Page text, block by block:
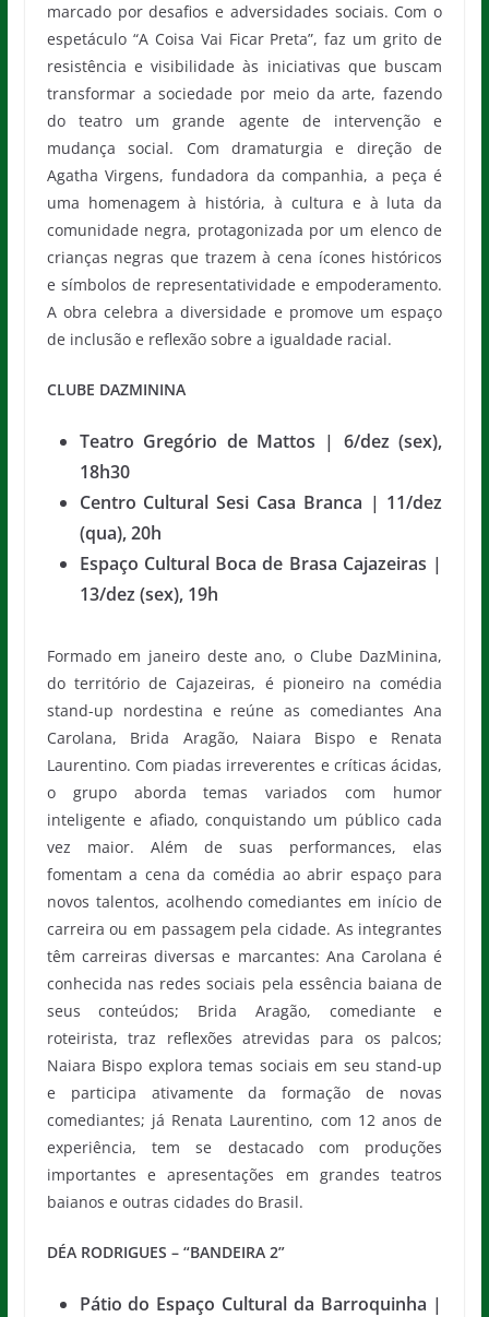
marcado por desafios e adversidades sociais. Com o
espetáculo “A Coisa Vai Ficar Preta”, faz um grito de
resistência e visibilidade às iniciativas que buscam
transformar a sociedade por meio da arte, fazendo
do teatro um grande agente de intervenção e
mudança social. Com dramaturgia e direção de
Agatha Virgens, fundadora da companhia, a peça é
uma homenagem à história, à cultura e à luta da
comunidade negra, protagonizada por um elenco de
crianças negras que trazem à cena ícones históricos
e símbolos de representatividade e empoderamento.
A obra celebra a diversidade e promove um espaço
de inclusão e reflexão sobre a igualdade racial.
CLUBE DAZMININA
Teatro Gregório de Mattos | 6/dez (sex),
18h30
Centro Cultural Sesi Casa Branca | 11/dez
(qua), 20h
Espaço Cultural Boca de Brasa Cajazeiras |
13/dez (sex), 19h
Formado em janeiro deste ano, o Clube DazMinina,
do território de Cajazeiras, é pioneiro na comédia
stand-up nordestina e reúne as comediantes Ana
Carolana, Brida Aragão, Naiara Bispo e Renata
Laurentino. Com piadas irreverentes e críticas ácidas,
o grupo aborda temas variados com humor
inteligente e afiado, conquistando um público cada
vez maior. Além de suas performances, elas
fomentam a cena da comédia ao abrir espaço para
novos talentos, acolhendo comediantes em início de
carreira ou em passagem pela cidade. As integrantes
têm carreiras diversas e marcantes: Ana Carolana é
conhecida nas redes sociais pela essência baiana de
seus conteúdos; Brida Aragão, comediante e
roteirista, traz reflexões atrevidas para os palcos;
Naiara Bispo explora temas sociais em seu stand-up
e participa ativamente da formação de novas
comediantes; já Renata Laurentino, com 12 anos de
experiência, tem se destacado com produções
importantes e apresentações em grandes teatros
baianos e outras cidades do Brasil.
DÉA RODRIGUES – “BANDEIRA 2”
Pátio do Espaço Cultural da Barroquinha |